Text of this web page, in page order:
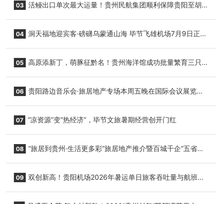
03 活鳗出口单次最大运量！贵州民航集团顺利保障贵阳至胡
04 洞天福地迎宾客·磅礴乌蒙通山海 毕节飞雄机场7月9日正式
05 高原添新丁，萌豚征黔名！贵州海洋馆成功批量繁育三只
06 贵阳路边音乐会·旅居地产专场本周五晚在国际会议展览中
07 “凉资源”变“热经济”，毕节文旅暑期经营创开门红
08 “旅居到贵州·生活更多彩”旅居地产推介暨百城千企“五省
09 双创新高！贵阳机场2026年暑运单日旅客吞吐量与航班起